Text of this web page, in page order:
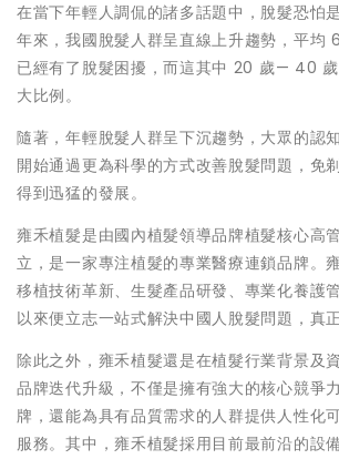
在當下年輕人調侃的諸多話題中，脫髮恐怕
年來，我國脫髮人群呈直線上升趨勢，平均
已經有了脫髮困擾，而這其中 20 歲— 40
大比例。
隨著，年輕脫髮人群呈下沉趨勢，大眾的認
開始通過更為科學的方式改善脫髮問題，免
得到迅猛的發展。
雍禾植髮是由國內植髮領導品牌植髮核心高
立，是一家專注植髮的專業醫療連鎖品牌。
移植技術革新、生髮產品研發、專業化養護
以來便立志一站式解決中國人脫髮問題，真
除此之外，雍禾植髮還是在植髮行業背景及
品牌迭代升級，不僅是擁有強大的核心競爭
牌，還能為具有品質需求的人群提供人性化
服務。其中，雍禾植髮採用目前最前沿的設